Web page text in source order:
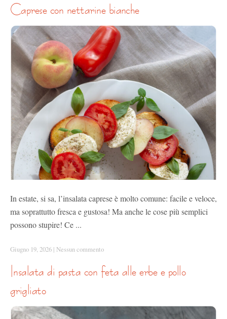
caprese con nettarine bianche
In estate, si sa, l’insalata caprese è molto comune: facile e veloce,
ma soprattutto fresca e gustosa! Ma anche le cose più semplici
possono stupire! Ce ...
Giugno 19, 2026 | Nessun commento
grigliato